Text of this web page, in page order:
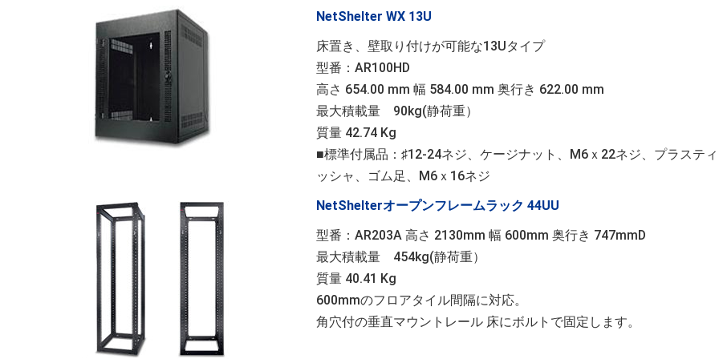
NetShelter WX 13U
床置き、壁取り付けが可能な13Uタイプ
型番：AR100HD
高さ 654.00 mm 幅 584.00 mm 奥行き 622.00 mm
最大積載量 90kg(静荷重）
質量 42.74 Kg
■標準付属品：♯12-24ネジ、ケージナット、M6ｘ22ネジ、プラステ
ッシャ、ゴム足、M6ｘ16ネジ
NetShelterオープンフレームラック 44UU
型番：AR203A 高さ 2130mm 幅 600mm 奥行き 747mmD
最大積載量 454kg(静荷重）
質量 40.41 Kg
600mmのフロアタイル間隔に対応。
角穴付の垂直マウントレール 床にボルトで固定します。